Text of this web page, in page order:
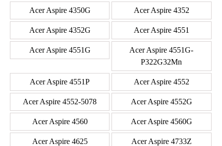
Acer Aspire 4350G Acer Aspire 4352
Acer Aspire 4352G Acer Aspire 4551
Acer Aspire 4551G
Acer Aspire 4551G-
P322G32Mn
Acer Aspire 4551P Acer Aspire 4552
Acer Aspire 4552-5078 Acer Aspire 4552G
Acer Aspire 4560 Acer Aspire 4560G
Acer Aspire 4625 Acer Aspire 4733Z